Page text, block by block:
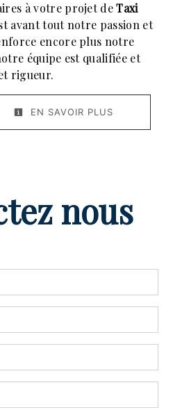
à votre projet deTaxi
avant tout notre passion et
encore plus notre
équipe est qualifiée et
rigueur.
EN SAVOIR PLUS
nous